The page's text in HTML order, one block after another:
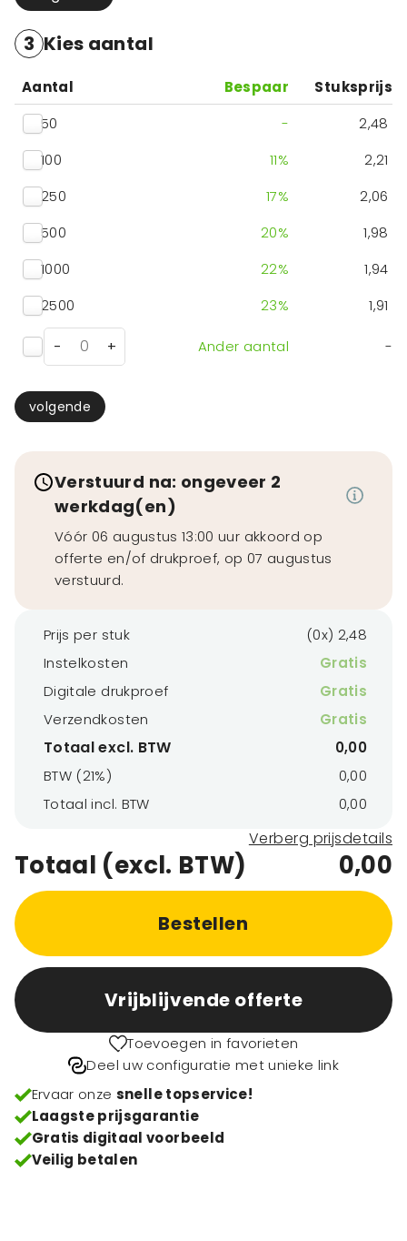
3 Kies aantal
Aantal Bespaar
Stuksprijs
50
-
2,48
100
11%
2,21
250
17%
2,06
500
20%
1,98
1000
22%
1,94
2500
23% 1,91
- + Ander aantal -
volgende
Verstuurd na: ongeveer 2
werkdag(en)
Vóór 06 augustus 13:00 uur akkoord op
offerte en/of drukproef, op 07 augustus
verstuurd.
Prijs per stuk
(0x) 2,48
Instelkosten
Gratis
Digitale drukproef
Gratis
Verzendkosten
Gratis
Totaal excl. BTW
0,00
BTW (21%)
0,00
Totaal incl. BTW
0,00
Verberg prijsdetails
Totaal (excl. BTW) 0,00
Bestellen
Vrijblijvende offerte
Toevoegen in favorieten
Deel uw configuratie met unieke link
Ervaar onze snelle topservice!
Laagste prijsgarantie
Gratis digitaal voorbeeld
Veilig betalen